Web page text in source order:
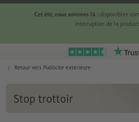
Cet été, nous sommes là :disponibles
interruption de la
Retour vers Publicité extérieure
Stop trottoir